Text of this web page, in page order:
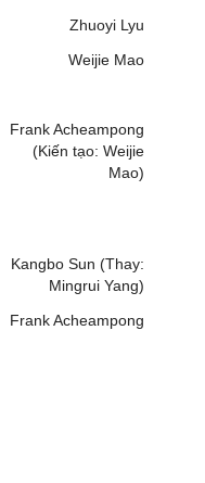
Zhuoyi Lyu
Weijie Mao
Frank Acheampong
(Kiến tạo: Weijie
Mao)
Kangbo Sun (Thay:
Mingrui Yang)
Frank Acheampong